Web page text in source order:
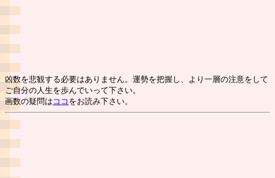
凶数を悲観する必要はありません。運勢を把握し、より一層の注意をして
ご自分の人生を歩んでいって下さい。
画数の疑問は ココ をお読み下さい。